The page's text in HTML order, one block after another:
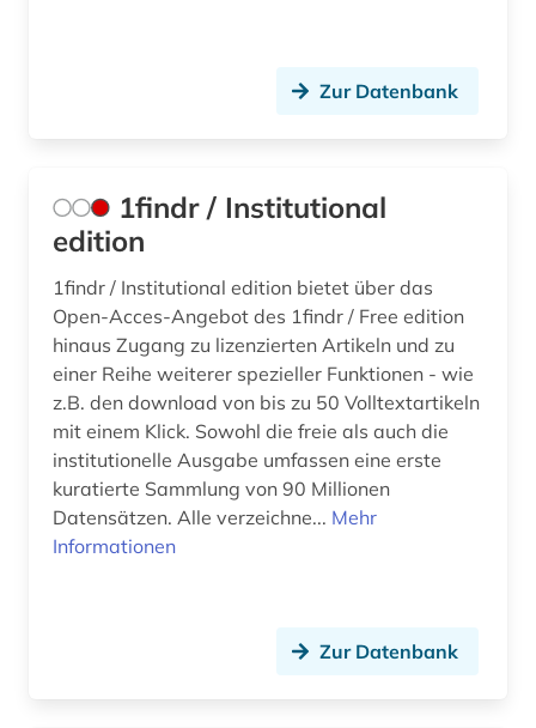
ausland (3)
auslandsaufenthalt (1)
ausschreibung (2)
aussenwirtschaft (1)
ausstellung (1)
australien (5)
Zur Datenbank
1findr / Institutional
edition
1findr / Institutional edition bietet über das
Open-Acces-Angebot des 1findr / Free edition
hinaus Zugang zu lizenzierten Artikeln und zu
einer Reihe weiterer spezieller Funktionen - wie
z.B. den download von bis zu 50 Volltextartikeln
mit einem Klick. Sowohl die freie als auch die
institutionelle Ausgabe umfassen eine erste
kuratierte Sammlung von 90 Millionen
Datensätzen. Alle verzeichne... Mehr
Informationen
Zur Datenbank